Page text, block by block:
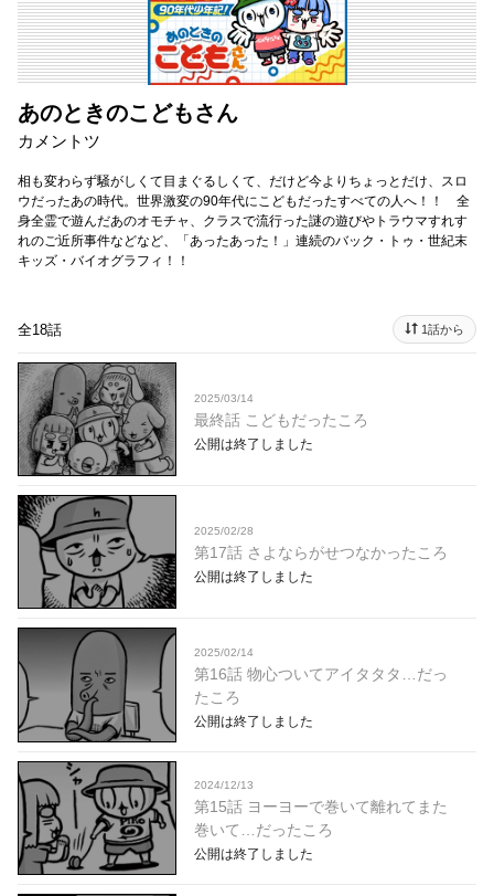
あのときのこどもさん
カメントツ
相も変わらず騒がしくて目まぐるしくて、だけど今よりちょっとだけ、スロ
ウだったあの時代。世界激変の90年代にこどもだったすべての人へ！！ 全
身全霊で遊んだあのオモチャ、クラスで流行った謎の遊びやトラウマすれす
れのご近所事件などなど、「あったあった！」連続のバック・トゥ・世紀末
キッズ・バイオグラフィ！！
全18話 1話から
2025/03/14
最終話 こどもだったころ
公開は終了しました
2025/02/28
第17話 さよならがせつなかったころ
公開は終了しました
2025/02/14
第16話 物心ついてアイタタタ…だっ
たころ
公開は終了しました
2024/12/13
第15話 ヨーヨーで巻いて離れてまた
巻いて…だったころ
公開は終了しました